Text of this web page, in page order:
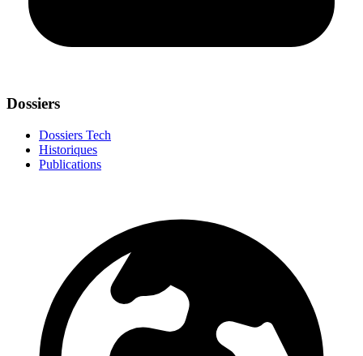
Dossiers
Dossiers Tech
Historiques
Publications